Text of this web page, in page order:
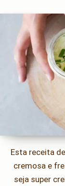
Esta receita
cremosa e
seja super